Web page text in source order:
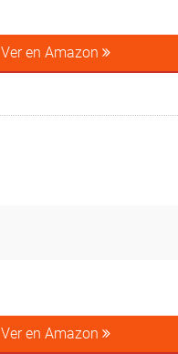
Ver en Amazon
Ver en Amazon